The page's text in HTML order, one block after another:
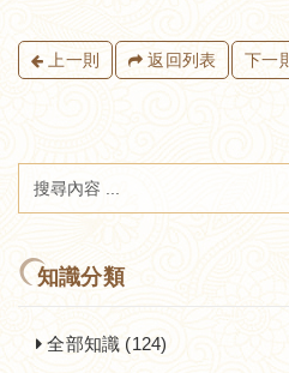
上一則 返回列表 下一
知識分類
全部知識 (124)